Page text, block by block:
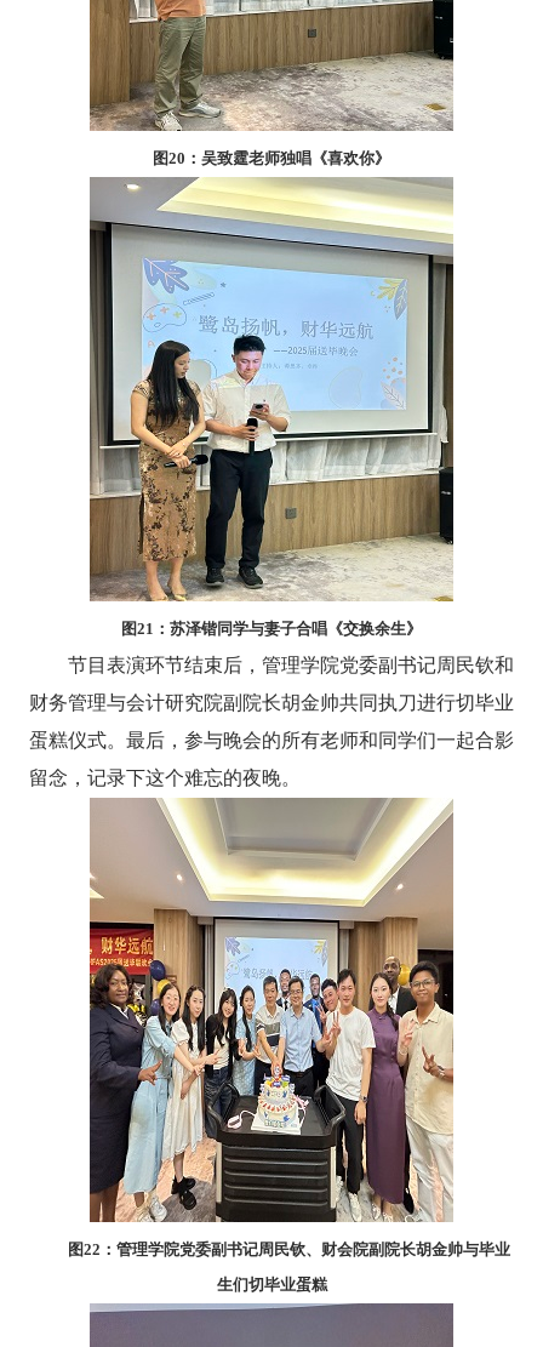
图20 ：吴致霆老师独唱《喜欢你》
图21 ：苏泽锴同学与妻子合唱《交换余生》
节目表演环节结束后，管理学院党委副书记周民钦和
财务管理与会计研究院副院长胡金帅共同执刀进行切毕业
蛋糕仪式。最后，参与晚会的所有老师和同学们一起合影
留念，记录下这个难忘的夜晚。
图22 ：管理学院党委副书记周民钦、财会院副院长胡金帅与毕业
生们切毕业蛋糕